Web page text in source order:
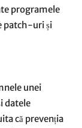
programele
patch-uri și
unei
datele
că prevenția